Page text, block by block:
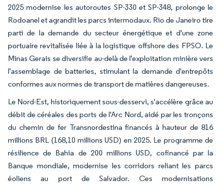
2025 modernise les autoroutes SP-330 et SP-348, prolonge le
Rodoanel et agrandit les parcs intermodaux. Rio de Janeiro tire
parti de la demande du secteur énergétique et d'une zone
portuaire revitalisée liée à la logistique offshore des FPSO. Le
Minas Gerais se diversifie au-delà de l'exploitation minière vers
l'assemblage de batteries, stimulant la demande d'entrepôts
conformes aux normes de transport de matières dangereuses.
Le Nord-Est, historiquement sous-desservi, s'accélère grâce au
débit de céréales des ports de l'Arc Nord, aidé par les tronçons
du chemin de fer Transnordestina financés à hauteur de 816
millions BRL (168,10 millions USD) en 2025. Le programme de
résilience de Bahia de 200 millions USD, cofinancé par la
Banque mondiale, modernise les corridors reliant les parcs
éoliens au port de Salvador. Ces modernisations